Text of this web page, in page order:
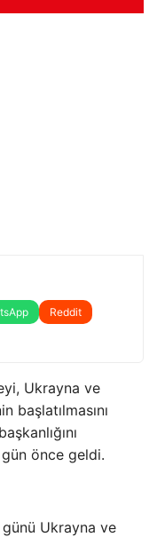
Reddit
Ukrayna ve
başlatılmasını
önce geldi.
Ukrayna ve